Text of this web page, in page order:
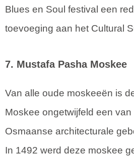
Blues en Soul festival een
toevoeging aan het Cultural
7. Mustafa Pasha Moskee
Van alle oude moskeeën is
Moskee ongetwijfeld een van
Osmaanse architecturale
In 1492 werd deze moskee